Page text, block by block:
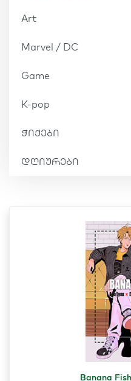
Art
Marvel / DC
Game
K-pop
ჭიქები
დღიურები
Banana